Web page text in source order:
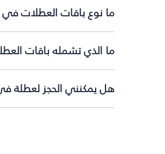
ما نوع باقات العطلات في
ما الذي تشمله باقات
هل يمكنني الحجز لعطلة